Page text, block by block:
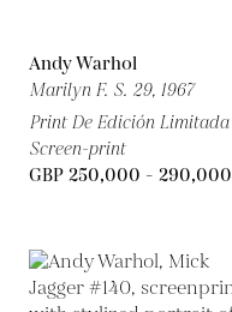
Andy Warhol
Marilyn F. S. 29, 1967
Print De Edición Limitada
Screen-print
GBP 250,000 - 290,000